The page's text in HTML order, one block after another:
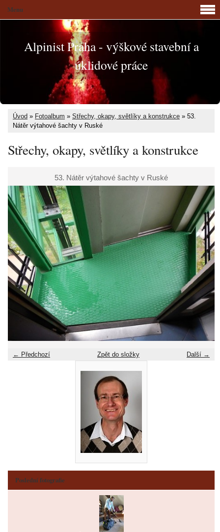
Alpinist Praha - výškové stavební a
úklidové práce
Úvod » Fotoalbum » Střechy, okapy, světlíky a konstrukce » 53.
Nátěr výtahové šachty v Ruské
Střechy, okapy, světlíky a konstrukce
53. Nátěr výtahové šachty v Ruské
← Předchozí Další →
Zpět do složky
Menu
Poslední fotografie